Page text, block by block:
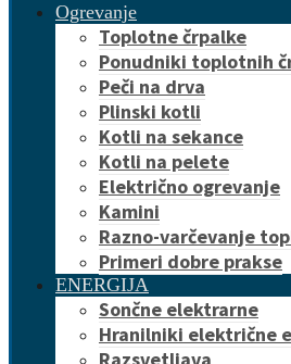
Ogrevanje
Toplotne črpalke
Ponudniki toplotnih
Peči na drva
Plinski kotli
Kotli na sekance
Kotli na pelete
Električno ogrevanje
Kamini
Razno-varčevanje
Primeri dobre prakse
ENERGIJA
Sončne elektrarne
Hranilniki električne